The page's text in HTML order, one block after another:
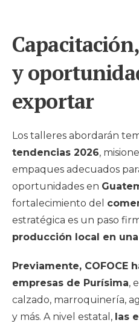
y
exportar
Los talleres abordarán
tendencias 2026,
empaques adecuados
oportunidades en
fortalecimiento del
estratégica es un paso
producción local en
Previamente, COFOCE
empresas de Purísima,
calzado, marroquinería,
y más. A nivel estatal, las